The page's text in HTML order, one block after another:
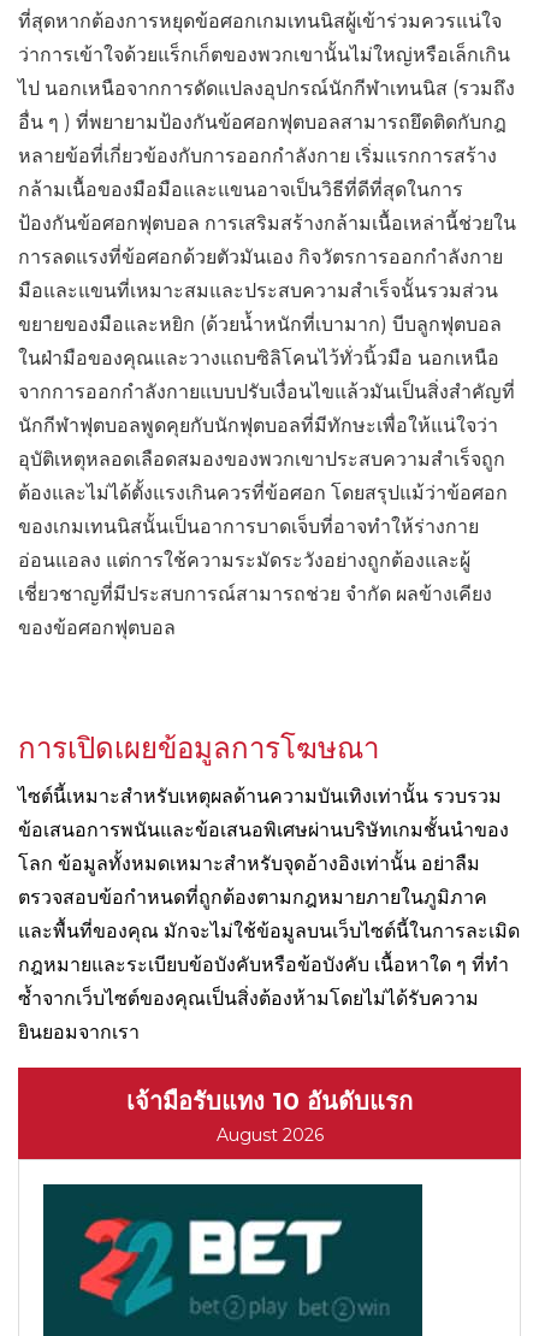
ที่สุดหากต้องการหยุดข้อศอกเกมเทนนิสผู้เข้าร่วมควรแน่ใจ
ว่าการเข้าใจด้วยแร็กเก็ตของพวกเขานั้นไม่ใหญ่หรือเล็กเกิน
ไป นอกเหนือจากการดัดแปลงอุปกรณ์นักกีฬาเทนนิส (รวมถึง
อื่น ๆ ) ที่พยายามป้องกันข้อศอกฟุตบอลสามารถยึดติดกับกฎ
หลายข้อที่เกี่ยวข้องกับการออกกำลังกาย เริ่มแรกการสร้าง
กล้ามเนื้อของมือมือและแขนอาจเป็นวิธีที่ดีที่สุดในการ
ป้องกันข้อศอกฟุตบอล การเสริมสร้างกล้ามเนื้อเหล่านี้ช่วยใน
การลดแรงที่ข้อศอกด้วยตัวมันเอง กิจวัตรการออกกำลังกาย
มือและแขนที่เหมาะสมและประสบความสำเร็จนั้นรวมส่วน
ขยายของมือและหยิก (ด้วยน้ำหนักที่เบามาก) บีบลูกฟุตบอล
ในฝ่ามือของคุณและวางแถบซิลิโคนไว้ทั่วนิ้วมือ นอกเหนือ
จากการออกกำลังกายแบบปรับเงื่อนไขแล้วมันเป็นสิ่งสำคัญที่
นักกีฬาฟุตบอลพูดคุยกับนักฟุตบอลที่มีทักษะเพื่อให้แน่ใจว่า
อุบัติเหตุหลอดเลือดสมองของพวกเขาประสบความสำเร็จถูก
ต้องและไม่ได้ตั้งแรงเกินควรที่ข้อศอก โดยสรุปแม้ว่าข้อศอก
ของเกมเทนนิสนั้นเป็นอาการบาดเจ็บที่อาจทำให้ร่างกาย
อ่อนแอลง แต่การใช้ความระมัดระวังอย่างถูกต้องและผู้
เชี่ยวชาญที่มีประสบการณ์สามารถช่วย จำกัด ผลข้างเคียง
ของข้อศอกฟุตบอล
การเปิดเผยข้อมูลการโฆษณา
ไซต์นี้เหมาะสำหรับเหตุผลด้านความบันเทิงเท่านั้น รวบรวม
ข้อเสนอการพนันและข้อเสนอพิเศษผ่านบริษัทเกมชั้นนำของ
โลก ข้อมูลทั้งหมดเหมาะสำหรับจุดอ้างอิงเท่านั้น อย่าลืม
ตรวจสอบข้อกำหนดที่ถูกต้องตามกฎหมายภายในภูมิภาค
และพื้นที่ของคุณ มักจะไม่ใช้ข้อมูลบนเว็บไซต์นี้ในการละเมิด
กฎหมายและระเบียบข้อบังคับหรือข้อบังคับ เนื้อหาใด ๆ ที่ทำ
ซ้ำจากเว็บไซต์ของคุณเป็นสิ่งต้องห้ามโดยไม่ได้รับความ
ยินยอมจากเรา
เจ้ามือรับแทง 10 อันดับแรก
August 2026